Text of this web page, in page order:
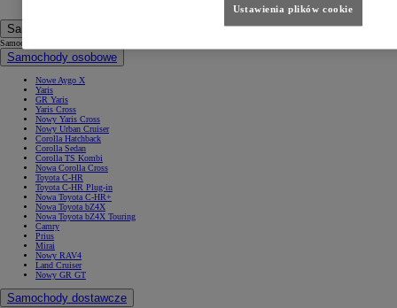
Samochody
Samochody
Samochody osobowe
Nowe Aygo X
Yaris
GR Yaris
Yaris Cross
Nowy Yaris Cross
Nowy Urban Cruiser
Corolla Hatchback
Corolla Sedan
Corolla TS Kombi
Nowa Corolla Cross
Toyota C-HR
Toyota C-HR Plug-in
Nowa Toyota C-HR+
Nowa Toyota bZ4X
Nowa Toyota bZ4X Touring
Camry
Prius
Mirai
Nowy RAV4
Land Cruiser
Nowy GR GT
Samochody dostawcze
Ustawienia plików cookie